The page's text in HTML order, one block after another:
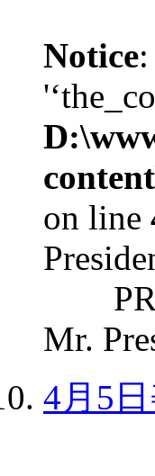
Notice
on line
Mr.
4月5